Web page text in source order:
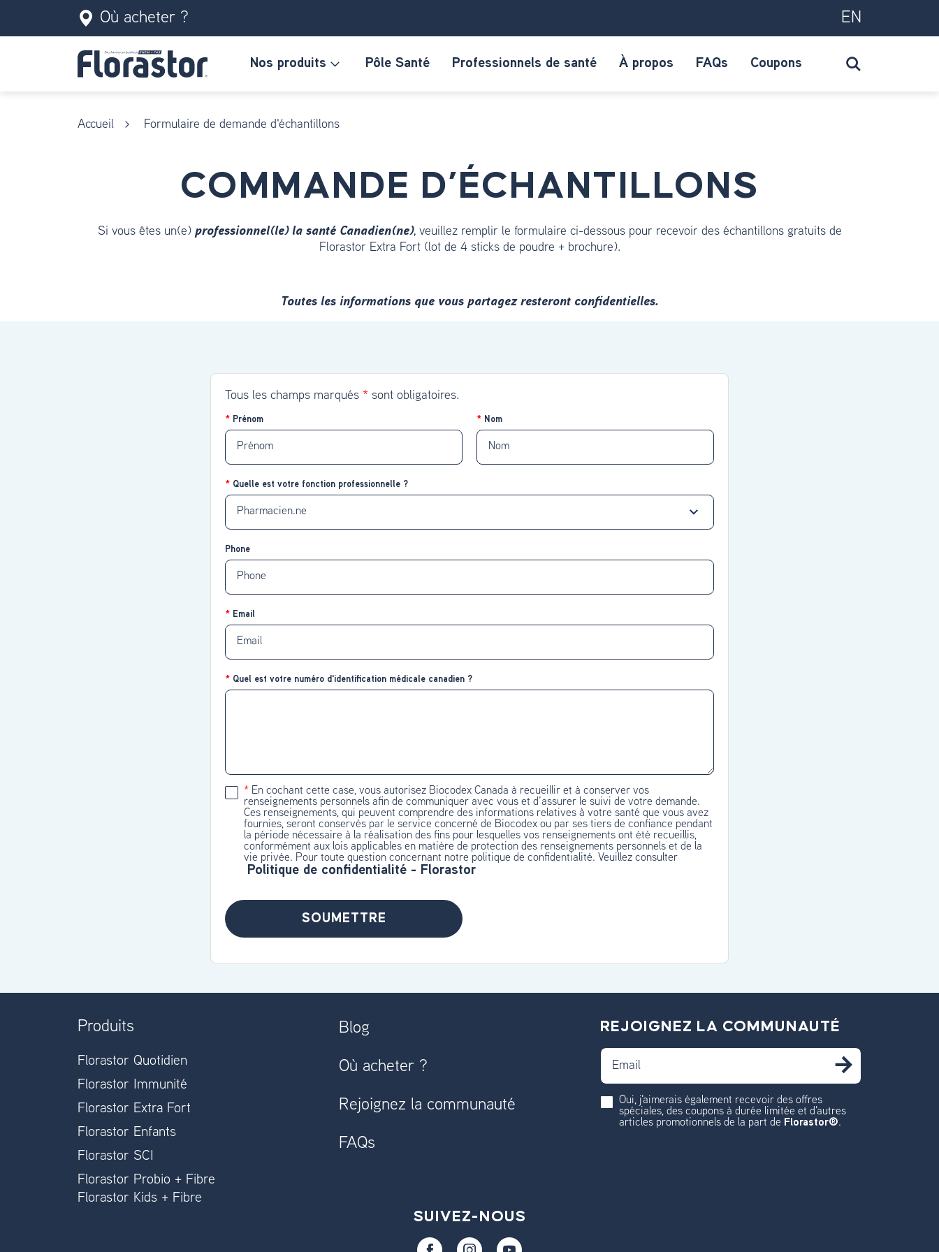
Où acheter ? EN
Nos produits Pôle Santé Professionnels de santé À propos FAQs Coupons
Accueil Formulaire de demande d'échantillons
COMMANDE D’ÉCHANTILLONS
Si vous êtes un(e) professionnel(le) la santé Canadien(ne), veuillez remplir le formulaire ci-dessous pour recevoir des échantillons gratuits de
Florastor Extra Fort (lot de 4 sticks de poudre + brochure).
Toutes les informations que vous partagez resteront confidentielles.
Tous les champs marqués * sont obligatoires.
Prénom Nom
Quelle est votre fonction professionnelle ?
Phone
Email
Quel est votre numéro d'identification médicale canadien ?
En cochant cette case, vous autorisez Biocodex Canada à recueillir et à conserver vos
renseignements personnels afin de communiquer avec vous et d’assurer le suivi de votre demande.
Ces renseignements, qui peuvent comprendre des informations relatives à votre santé que vous avez
fournies, seront conservés par le service concerné de Biocodex ou par ses tiers de confiance pendant
la période nécessaire à la réalisation des fins pour lesquelles vos renseignements ont été recueillis,
conformément aux lois applicables en matière de protection des renseignements personnels et de la
vie privée. Pour toute question concernant notre politique de confidentialité. Veuillez consulter
Politique de confidentialité - Florastor
SOUMETTRE
Produits
Florastor Quotidien
Florastor Immunité
Florastor Extra Fort
Florastor Enfants
Florastor SCI
Florastor Probio + Fibre
Florastor Kids + Fibre
Blog
Où acheter ?
Rejoignez la communauté
FAQs
REJOIGNEZ LA COMMUNAUTÉ
Email
Oui, j'aimerais également recevoir des offres
spéciales, des coupons à durée limitée et d'autres
articles promotionnels de la part de Florastor®.
SUIVEZ-NOUS